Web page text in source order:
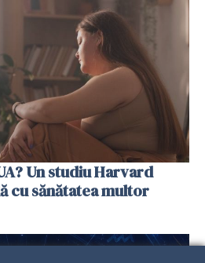
Un studiu Harvard
cu sănătatea multor